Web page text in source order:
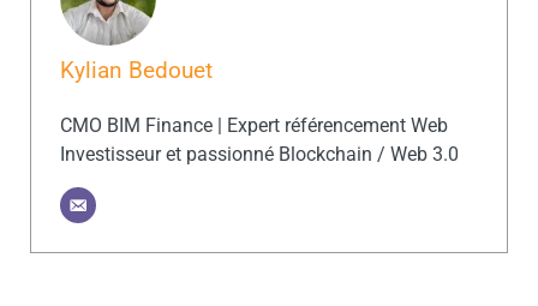
Kylian Bedouet
CMO BIM Finance | Expert référencement Web
Investisseur et passionné Blockchain / Web 3.0